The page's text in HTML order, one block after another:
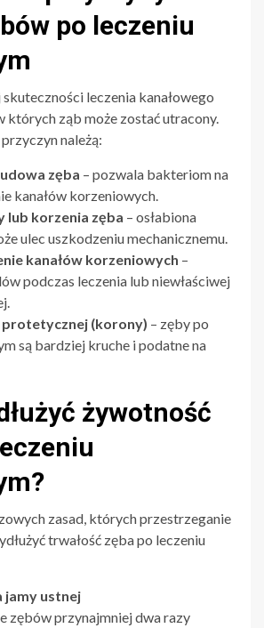
po leczeniu
leczenia kanałowego
których ząb może zostać utracony.
należą:
zęba – pozwala bakteriom na
kanałów korzeniowych.
lub korzenia zęba – osłabiona
ulec uszkodzeniu mechanicznemu.
kanałów korzeniowych –
podczas leczenia lub niewłaściwej
(korony) – zęby po
są bardziej kruche i podatne na
żywotność
zasad, których przestrzeganie
trwałość zęba po leczeniu
jamy ustnej
zębów przynajmniej dwa razy